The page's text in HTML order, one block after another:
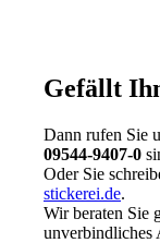
Gefällt
Dann rufen Sie
09544-9407-0
Oder Sie
stickerei.de.
Wir beraten Sie
unverbindliches